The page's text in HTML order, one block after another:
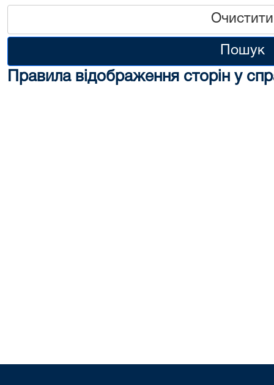
Очистити
Пошук
Правила відображення сторін у